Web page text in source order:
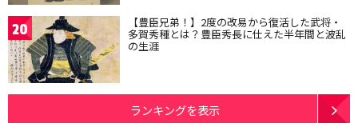
20 【豊臣兄弟！】2度の改易から復活した武将・
多賀秀種とは？豊臣秀長に仕えた半年間と波乱
の生涯
ランキングを表示